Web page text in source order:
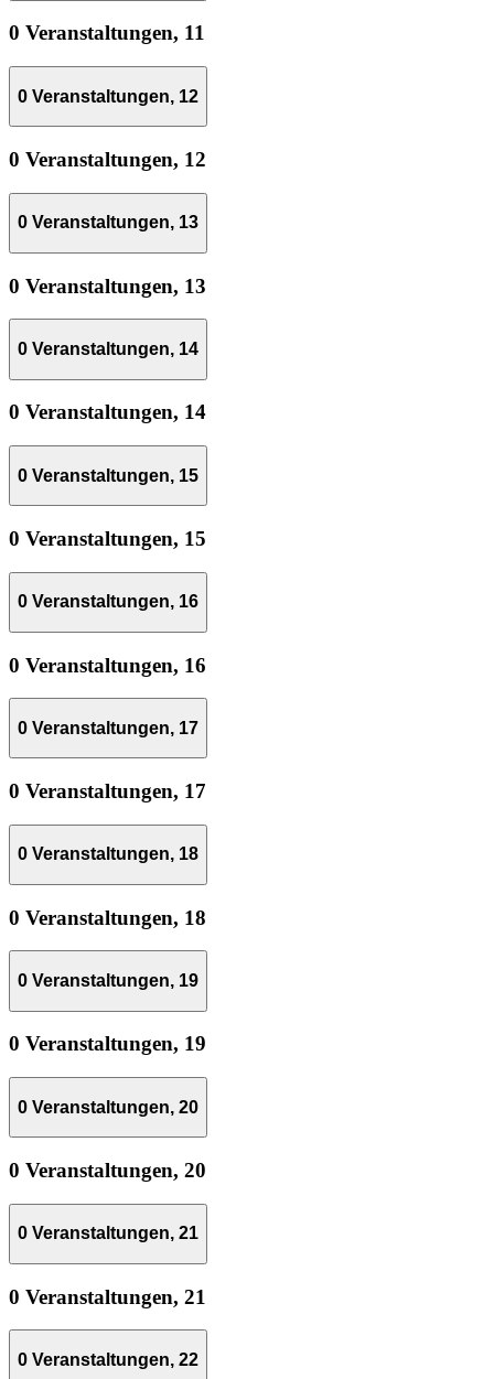
0 Veranstaltungen, 11
0 Veranstaltungen, 12
0 Veranstaltungen, 12
0 Veranstaltungen, 13
0 Veranstaltungen, 13
0 Veranstaltungen, 14
0 Veranstaltungen, 14
0 Veranstaltungen, 15
0 Veranstaltungen, 15
0 Veranstaltungen, 16
0 Veranstaltungen, 16
0 Veranstaltungen, 17
0 Veranstaltungen, 17
0 Veranstaltungen, 18
0 Veranstaltungen, 18
0 Veranstaltungen, 19
0 Veranstaltungen, 19
0 Veranstaltungen, 20
0 Veranstaltungen, 20
0 Veranstaltungen, 21
0 Veranstaltungen, 21
0 Veranstaltungen, 22